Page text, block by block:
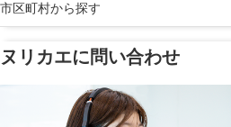
塗料の​品質を​保証
メーカー保証
省エネ効果
断熱・遮熱塗料対応
市区町村から探す
ヌリカエに問い合わせ